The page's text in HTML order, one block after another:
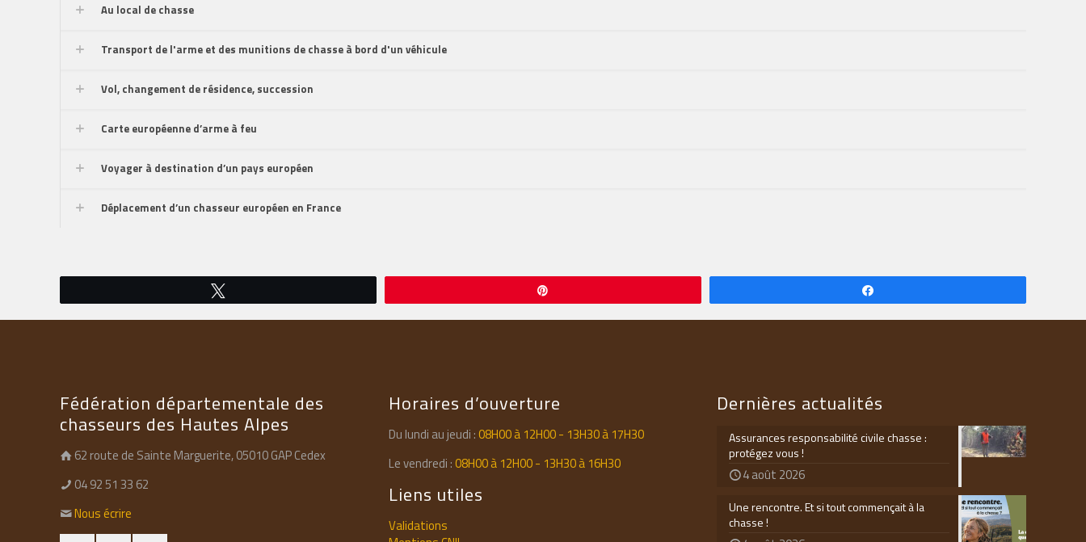
Au local de chasse
Transport de l'arme et des munitions de chasse à bord d'un véhicule
Vol, changement de résidence, succession
Carte européenne d’arme à feu
Voyager à destination d’un pays européen
Déplacement d’un chasseur européen en France
Fédération départementale des
chasseurs des Hautes Alpes
62 route de Sainte Marguerite, 05010 GAP Cedex
04 92 51 33 62
Nous écrire
Horaires d’ouverture
Du lundi au jeudi :08H00 à 12H00 - 13H30 à 17H30
Le vendredi :08H00 à 12H00 - 13H30 à 16H30
Liens utiles
Validations
Dernières actualités
Assurances responsabilité civile chasse :
protégez vous !
4 août 2026
Une rencontre. Et si tout commençait à la
chasse !